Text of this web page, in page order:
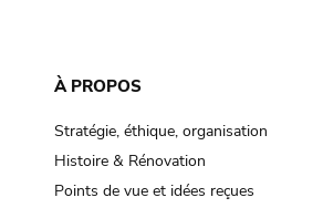
À PROPOS
Stratégie, éthique, organisation
Histoire & Rénovation
Points de vue et idées reçues